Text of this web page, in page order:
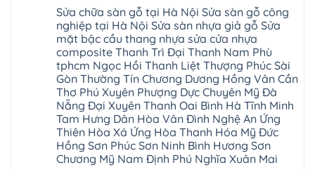
Thanh
Xuân
Kim
Động
Văn
Giang
Cầu
Giấy
Văn
Lâm
tphcm
Khoái
Châu
Trì
Thanh
Xuân
Đoan
Hùng
Thanh
Ba
Cầu
Giấy
Hạ
Hòa
Cẩm
Khê
Tây
Hồ
Yên
Lập
Thanh
Hoài
Đức
Bình
Dương
Thủ
Đức
Thanh
Xuân
Thái
Nguyên
Phú
Thọ
Bắc
Giang
Long
Biên
Hải
Dương
nhựa
giả
gỗ
cong
vênh
Sửa
mặt
bậc
cầu
thang
nhựa
sửa
cửa
nhựa
composite
hoài
đức
đan
bình
luận
ở
Sửa
chữa
sàn
gỗ
bị
phồng
tại
Hà
Nội
Sửa
sàn
gỗ
công
nghiệp
Sửa chữa sàn gỗ tại Hà Nội Sửa sàn gỗ công
nghiệp tại Hà Nội Sửa sàn nhựa giả gỗ Sửa
mặt bậc cầu thang nhựa sửa cửa nhựa
composite Thanh Trì Đại Thanh Nam Phù
tphcm Ngọc Hồi Thanh Liệt Thượng Phúc Sài
Gòn Thường Tín Chương Dương Hồng Vân Cần
Thơ Phú Xuyên Phượng Dực Chuyên Mỹ Đà
Nẵng Đại Xuyên Thanh Oai Bình Hà Tĩnh Minh
Tam Hưng Dân Hòa Vân Đình Nghệ An Ứng
Thiên Hòa Xá Ứng Hòa Thanh Hóa Mỹ Đức
Hồng Sơn Phúc Sơn Ninh Bình Hương Sơn
Chương Mỹ Nam Định Phú Nghĩa Xuân Mai